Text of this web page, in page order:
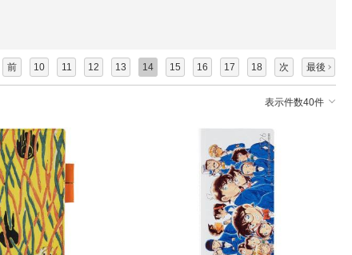
前 10 11 12 13 14 15 16 17 18 次 最後
表示件数40件